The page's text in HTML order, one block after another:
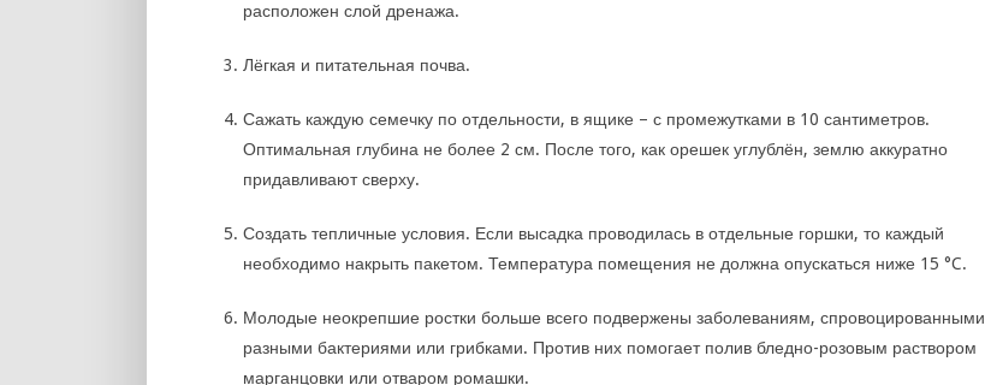
расположен слой дренажа.
Лёгкая и питательная почва.
Сажать каждую семечку по отдельности, в ящике – с промежутками в 10 сантиметров.
Оптимальная глубина не более 2 см. После того, как орешек углублён, землю аккуратно
придавливают сверху.
Создать тепличные условия. Если высадка проводилась в отдельные горшки, то каждый
необходимо накрыть пакетом. Температура помещения не должна опускаться ниже 15 °C.
Молодые неокрепшие ростки больше всего подвержены заболеваниям, спровоцированными
разными бактериями или грибками. Против них помогает полив бледно-розовым раствором
марганцовки или отваром ромашки.